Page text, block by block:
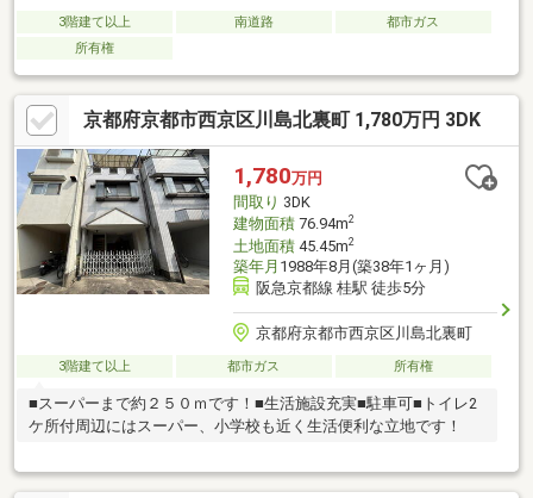
3階建て以上 南道路
都市ガス
所有権
京都府京都市西京区川島北裏町 1,780万円 3DK
1,780万円
間取り 3DK
建物面積76.94m2
土地面積45.45m2
築年月 1988年8月(築38年1ヶ月)
阪急京都線 桂駅 徒歩5分
京都府京都市西京区川島北裏町
3階建て以上 都市ガス 所有権
■スーパーまで約２５０ｍです！■生活施設充実■駐車可■トイレ2
ケ所付周辺にはスーパー、小学校も近く生活便利な立地です！